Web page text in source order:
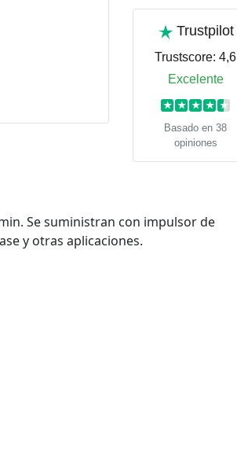
Trustpilot
Trustscore: 4,6
Excelente
★ ★ ★ ★ ★
Basado en 38
opiniones
Se suministran con impulsor de
y otras aplicaciones.